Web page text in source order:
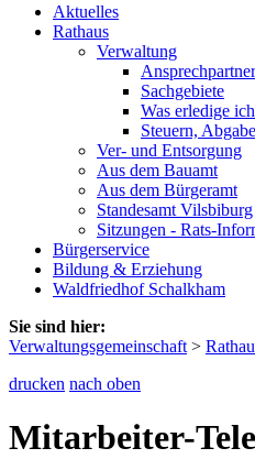
Aktuelles
Rathaus
Verwaltung
Ansprechpartner
Sachgebiete
Was erledige
Steuern,
Ver- und Entsorgung
Aus dem Bauamt
Aus dem Bürgeramt
Standesamt Vilsbiburg
Sitzungen - Rats-
Bürgerservice
Bildung & Erziehung
Waldfriedhof Schalkham
Sie sind hier:
Verwaltungsgemeinschaft >
drucken nach oben
Mitarbeiter-